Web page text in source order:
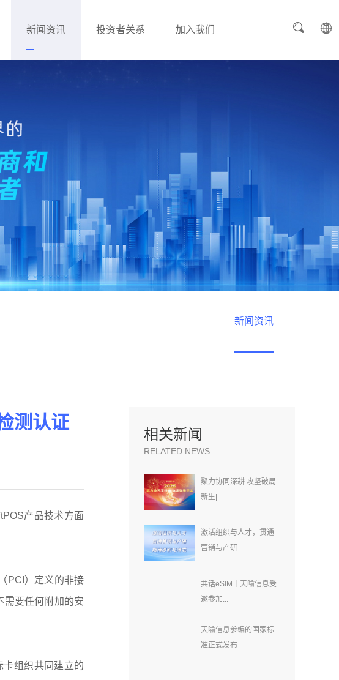
新闻资讯 投资者关系 加入我们
新闻资讯
测认证
产品技术方面
PCI）定义的非接
需要任何附加的安
卡组织共同建立的
相关新闻
RELATED NEWS
聚力协同深耕 攻坚破局
新生| ...
激活组织与人才，贯通
营销与产研...
共话eSIM｜天喻信息受
邀参加...
天喻信息参编的国家标
准正式发布